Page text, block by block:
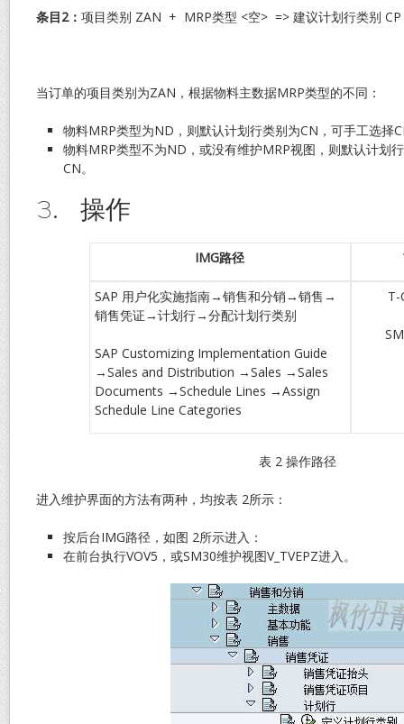
条目2： 项目类别 ZAN + MRP类型 <空> => 建议计划行类别 CP
当订单的项目类别为ZAN，根据物料主数据MRP类型的不同：
物料MRP类型为ND，则默认计划行类别为CN，可手工选择
物料MRP类型不为ND，或没有维护MRP视图，则默认计划
CN。
3. 操作
IMG路径
SAP 用户化实施指南→销售和分销→销售→
销售凭证→计划行→分配计划行类别
SAP Customizing Implementation Guide
→Sales and Distribution →Sales →Sales
Documents →Schedule Lines →Assign
Schedule Line Categories
T-
表 2 操作路径
进入维护界面的方法有两种，均按表 2所示：
按后台IMG路径，如图 2所示进入：
在前台执行VOV5，或SM30维护视图V_TVEPZ进入。